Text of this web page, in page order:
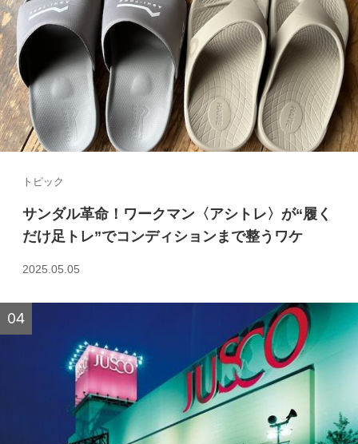
トピック
サンダル革命！ワークマン〈アシトレ〉が“履く
だけ足トレ”でコンディションまで整うワケ
2025.05.05